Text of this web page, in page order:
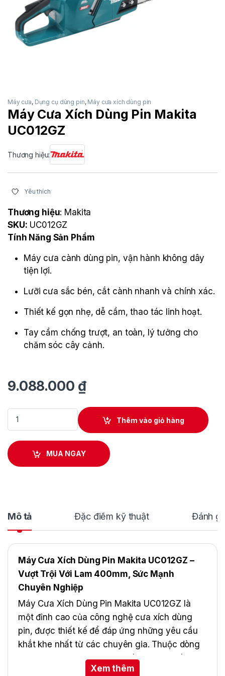
Máy cưa, Dụng cụ dùng pin, Máy cưa xích dùng pin
Máy Cưa Xích Dùng Pin Makita
UC012GZ
Thương hiệu:
Yêu thích
Thương hiệu: Makita
SKU: UC012GZ
Tính Năng Sản Phẩm
Máy cưa cành dùng pin, vận hành không dây
tiện lợi.
Lưỡi cưa sắc bén, cắt cành nhanh và chính xác.
Thiết kế gọn nhẹ, dễ cầm, thao tác linh hoạt.
Tay cầm chống trượt, an toàn, lý tưởng cho
chăm sóc cây cảnh.
9.088.000 ₫
Máy Cưa Xích Dùng Pin Makita UC012GZ quantity
Thêm vào giỏ hàng
MUA NGAY
Mô tả Đặc điểm kỹ thuật Đánh
Máy Cưa Xích Dùng Pin Makita UC012GZ –
Vượt Trội Với Lam 400mm, Sức Mạnh
Chuyên Nghiệp
Máy Cưa Xích Dùng Pin Makita UC012GZ là
một đỉnh cao của công nghệ cưa xích dùng
pin, được thiết kế để đáp ứng những yêu cầu
khắt khe nhất từ các chuyên gia. Thuộc dòng
XGT 40Vmax, UC012GZ tự hào với lam dài
400mm, mang lại khả năng cắt mạnh mẽ và
Xem thêm